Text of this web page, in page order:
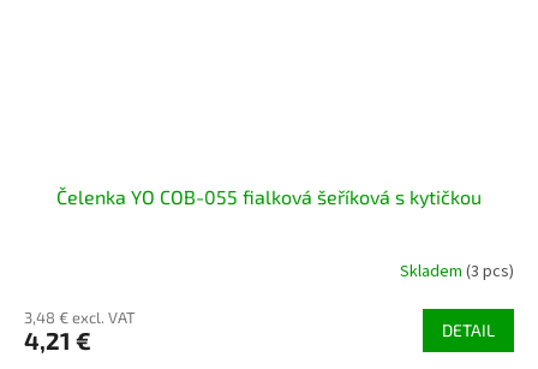
Čelenka YO COB-055 fialková šeříková s kytičkou
Skladem (3 pcs)
3,48 € excl. VAT
4,21 € DETAIL